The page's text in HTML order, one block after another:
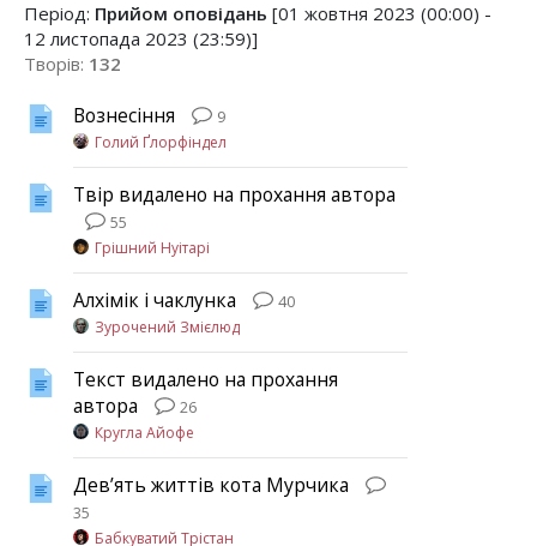
Період: Прийом оповідань [01 жовтня 2023 (00:00) -
12 листопада 2023 (23:59)]
Творів: 132
Вознесіння
9
Голий Ґлорфіндел
Твір видалено на прохання автора
55
Грішний Нуітарі
Алхімік і чаклунка
40
Зурочений Змієлюд
Текст видалено на прохання
автора
26
Кругла Айофе
Девʼять життів кота Мурчика
35
Бабкуватий Трістан